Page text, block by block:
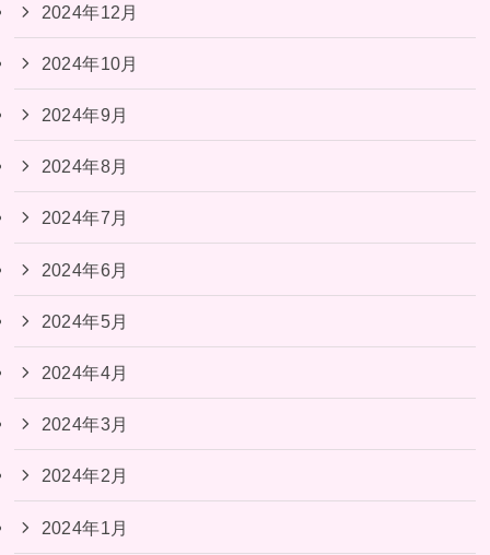
2024年12月
2024年10月
2024年9月
2024年8月
2024年7月
2024年6月
2024年5月
2024年4月
2024年3月
2024年2月
2024年1月